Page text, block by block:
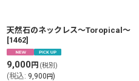
天然石のネックレス〜Toropical〜
[1462]
9,000円 (税別)
(税込: 9,900円)